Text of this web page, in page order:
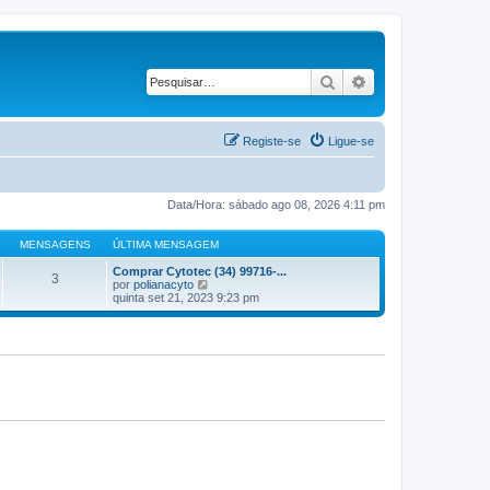
Pesquisar
Ligue-se
Registe-se
Data/Hora: sábado ago 08, 2026 4:11 pm
MENSAGENS ÚLTIMA MENSAGEM
3
Comprar Cytotec (34) 99716-...
por polianacyto
e
j
quinta set 21, 2023 9:23 pm